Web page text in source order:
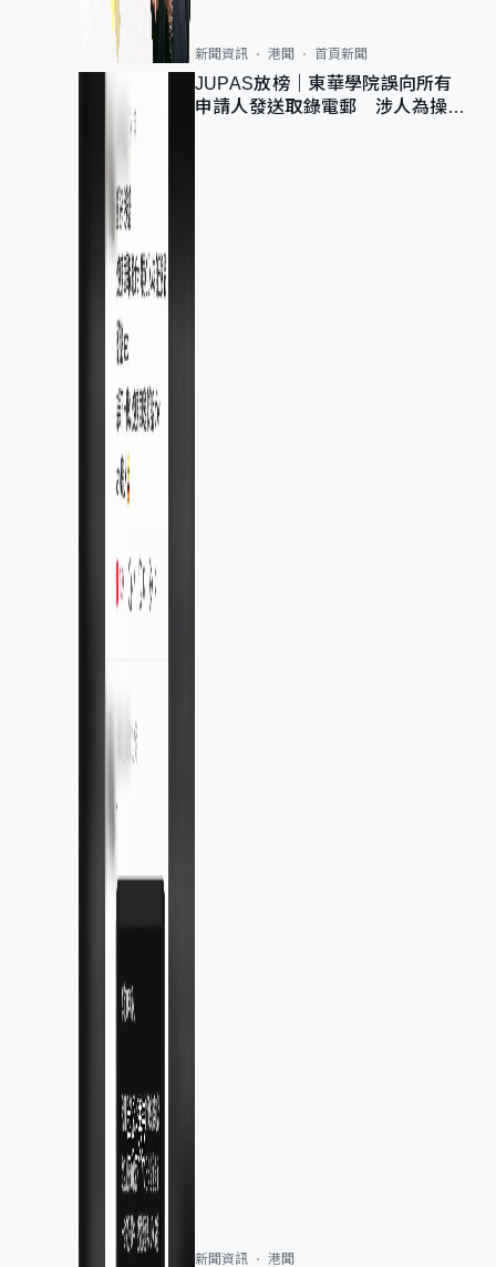
新聞資訊 港聞 首頁新聞
JUPAS放榜｜東華學院誤向所有
申請人發送取錄電郵 涉人為操作
新聞資訊 港聞